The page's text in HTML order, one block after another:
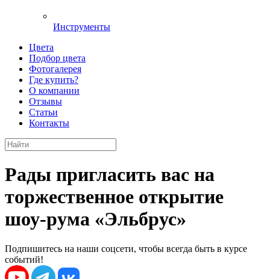
Инструменты
Цвета
Подбор цвета
Фотогалерея
Где купить?
О компании
Отзывы
Статьи
Контакты
Рады пригласить вас на
торжественное открытие
шоу-рума «Эльбрус»
Подпишитесь на наши соцсети, чтобы всегда быть в курсе
событий!